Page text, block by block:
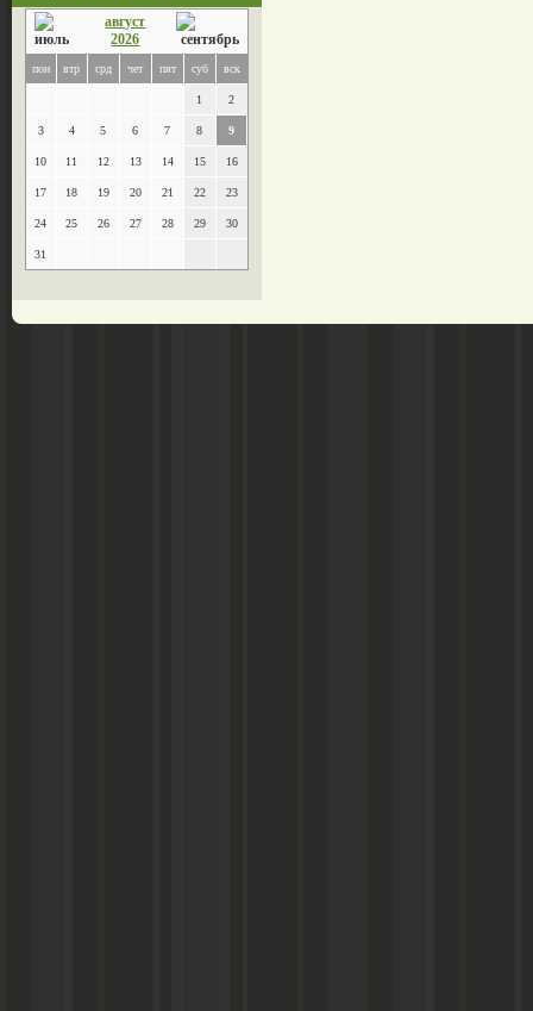
август
2026
пон втр срд чет пят суб вск
1 2
3 4 5 6 7 8 9
10 11 12 13 14 15 16
17 18 19 20 21 22 23
24 25 26 27 28 29 30
31